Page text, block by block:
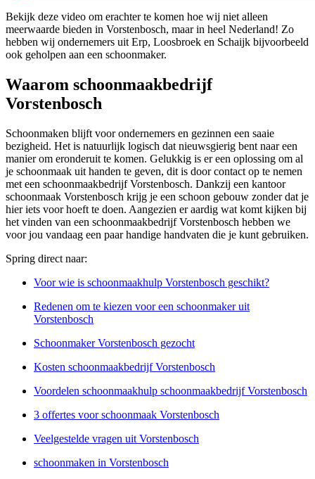
Bekijk deze video om erachter te komen hoe wij niet alleen
meerwaarde bieden in Vorstenbosch, maar in heel Nederland! Zo
hebben wij ondernemers uit Erp, Loosbroek en Schaijk bijvoorbeeld
ook geholpen aan een schoonmaker.
Waarom schoonmaakbedrijf
Vorstenbosch
Schoonmaken blijft voor ondernemers en gezinnen een saaie
bezigheid. Het is natuurlijk logisch dat nieuwsgierig bent naar een
manier om eronderuit te komen. Gelukkig is er een oplossing om al
je schoonmaak uit handen te geven, dit is door contact op te nemen
met een schoonmaakbedrijf Vorstenbosch. Dankzij een kantoor
schoonmaak Vorstenbosch krijg je een schoon gebouw zonder dat je
hier iets voor hoeft te doen. Aangezien er aardig wat komt kijken bij
het vinden van een schoonmaakbedrijf Vorstenbosch hebben we
voor jou vandaag een paar handige handvaten die je kunt gebruiken.
Spring direct naar:
Voor wie is schoonmaakhulp Vorstenbosch geschikt?
Redenen om te kiezen voor een schoonmaker uit
Vorstenbosch
Schoonmaker Vorstenbosch gezocht
Kosten schoonmaakbedrijf Vorstenbosch
Voordelen schoonmaakhulp schoonmaakbedrijf Vorstenbosch
3 offertes voor schoonmaak Vorstenbosch
Veelgestelde vragen uit Vorstenbosch
schoonmaken in Vorstenbosch